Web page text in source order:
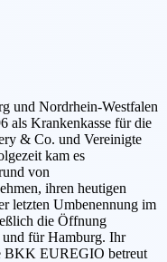
und Nordrhein-Westfalen
als Krankenkasse für die
& Co. und Vereinigte
kam es
von
ihren heutigen
letzten Umbenennung im
die Öffnung
und für Hamburg. Ihr
BKK EUREGIO betreut